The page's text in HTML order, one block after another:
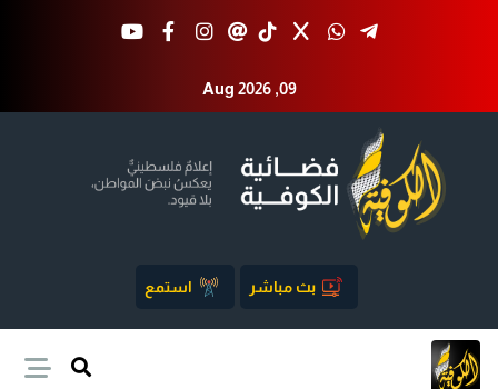
Aug 2026 ,09
بث مباشر استمع